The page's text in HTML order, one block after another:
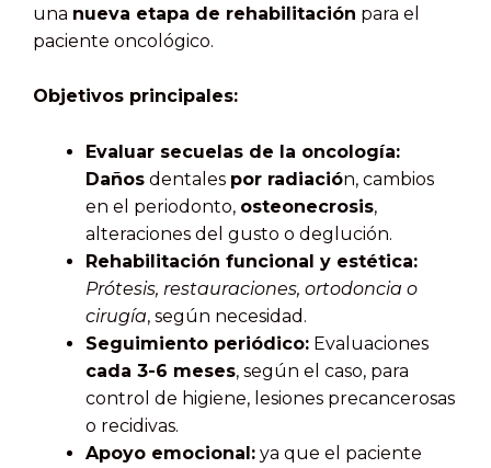
una nueva etapa de rehabilitación para el
paciente oncológico.
Objetivos principales:
Evaluar secuelas de la oncología:
Daños dentales por radiación, cambios
en el periodonto, osteonecrosis,
alteraciones del gusto o deglución.
Rehabilitación funcional y estética:
Prótesis, restauraciones, ortodoncia o
cirugía, según necesidad.
Seguimiento periódico: Evaluaciones
cada 3-6 meses, según el caso, para
control de higiene, lesiones precancerosas
o recidivas.
Apoyo emocional: ya que el paciente